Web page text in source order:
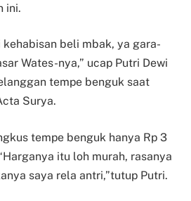
ini.
kehabisan beli mbak, ya gara-
Wates-nya,” ucap Putri Dewi
tempe benguk saat
Surya.
tempe benguk hanya Rp 3
itu loh murah, rasanya
saya rela antri,”tutup Putri.